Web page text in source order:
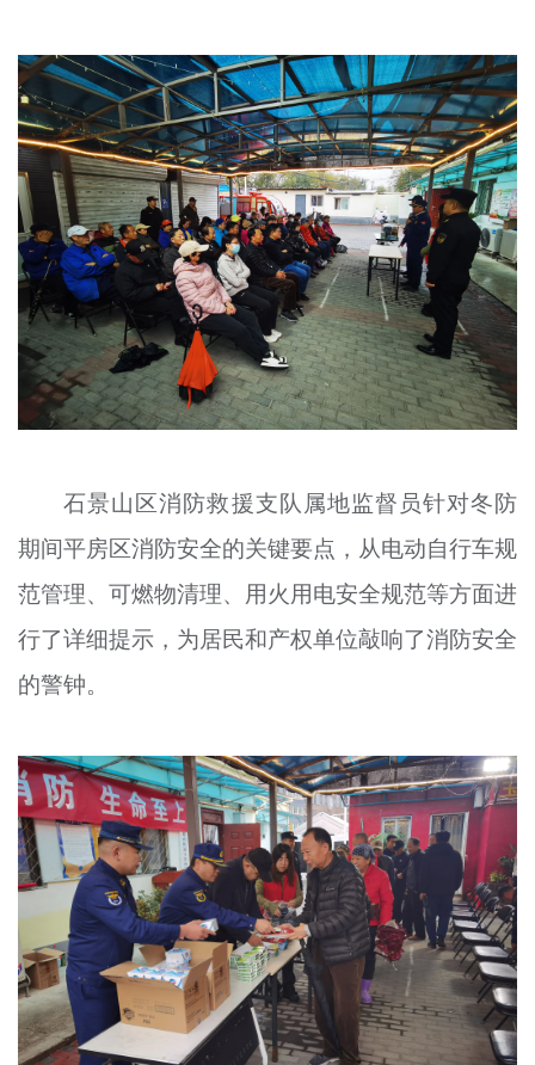
石景山区消防救援支队属地监督员针对冬防
期间平房区消防安全的关键要点，从电动自行车规
范管理、可燃物清理、用火用电安全规范等方面进
行了详细提示，为居民和产权单位敲响了消防安全
的警钟。